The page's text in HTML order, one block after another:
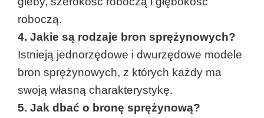
roboczą.
4. Jakie są rodzaje bron sprężynowych?
Istnieją jednorzędowe i dwurzędowe modele
bron sprężynowych, z których każdy ma
swoją własną charakterystykę.
5. Jak dbać o bronę sprężynową?